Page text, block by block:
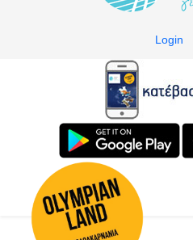
Login